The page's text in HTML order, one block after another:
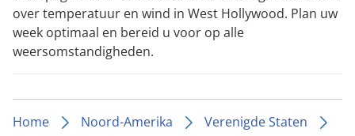
over temperatuur en wind in West Hollywood. Plan uw
week optimaal en bereid u voor op alle
weersomstandigheden.
Home Noord-Amerika
Verenigde Staten